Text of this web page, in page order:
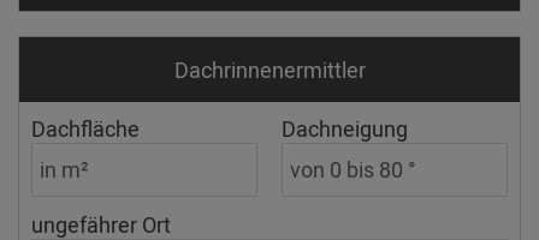
Dachrinnen­ermittler
Dachfläche Dachneigung
ungefährer Ort